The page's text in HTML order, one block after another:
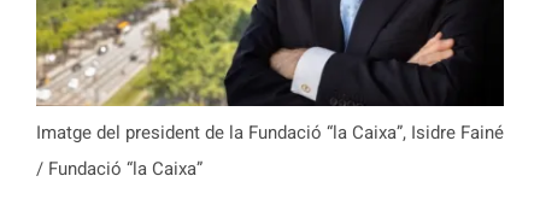
Imatge del president de la Fundació “la Caixa”, Isidre Fainé
/ Fundació “la Caixa”